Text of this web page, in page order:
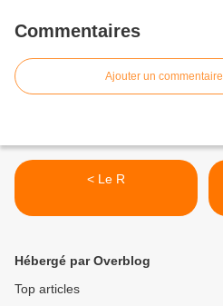
Commentaires
Ajouter un commentaire
< Le R
Hébergé par Overblog
Top articles